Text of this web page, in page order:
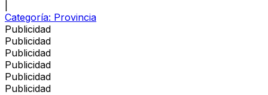
Categoría: Provincia
Publicidad
Publicidad
Publicidad
Publicidad
Publicidad
Publicidad